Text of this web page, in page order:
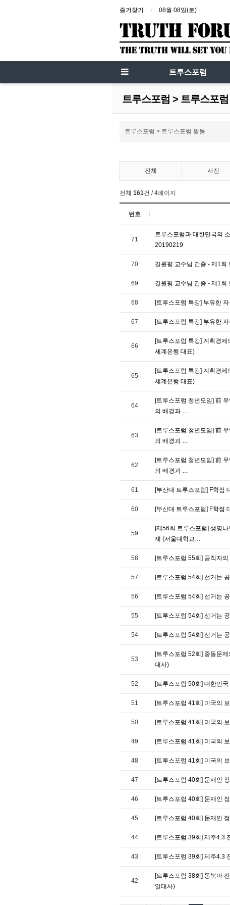
즐겨찾기 08월 08일(토)
트루스포럼
트루스포럼 > 트루스포
트루스포럼 > 트루스포럼 활동
전체 사진
전체 161건 / 4페이지
번호
71
트루스포럼과 대한민국의
20190219
70 길원평 교수님 간증 - 제1회
69 길원평 교수님 간증 - 제1회
68 [트루스포럼 특강] 부유한
67 [트루스포럼 특강] 부유한
66
[트루스포럼 특강] 계획경
세계은행 대표)
65
[트루스포럼 특강] 계획경
세계은행 대표)
64
[트루스포럼 청년모임] 前
의 배경과 …
63
[트루스포럼 청년모임] 前
의 배경과 …
62
[트루스포럼 청년모임] 前
의 배경과 …
61 [부산대 트루스포럼] F학점
60 [부산대 트루스포럼] F학점
59
[제56회 트루스포럼] 생명
재 (서울대학교…
58 [트루스포럼 55회] 공직자
57 [트루스포럼 54회] 선거는
56 [트루스포럼 54회] 선거는
55 [트루스포럼 54회] 선거는
54 [트루스포럼 54회] 선거는
53
[트루스포럼 52회] 중동문
대사)
52 [트루스포럼 50회] 대한민
51 [트루스포럼 41회] 미국의
50 [트루스포럼 41회] 미국의
49 [트루스포럼 41회] 미국의
48 [트루스포럼 41회] 미국의
47 [트루스포럼 40회] 문재인
46 [트루스포럼 40회] 문재인
45 [트루스포럼 40회] 문재인
44 [트루스포럼 39회] 제주4.3
43 [트루스포럼 39회] 제주4.3
42
[트루스포럼 38회] 동북아
일대사)